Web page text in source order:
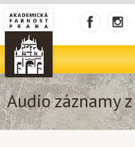
Audio záznamy